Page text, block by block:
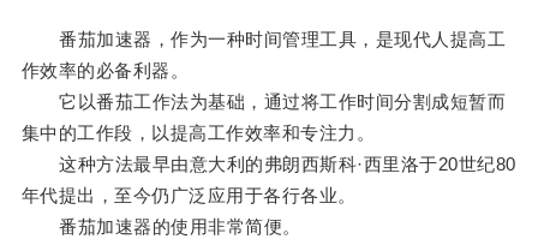
番茄加速器，作为一种时间管理工具，是现代人提高工
作效率的必备利器。
它以番茄工作法为基础，通过将工作时间分割成短暂而
集中的工作段，以提高工作效率和专注力。
这种方法最早由意大利的弗朗西斯科·西里洛于20世纪80
年代提出，至今仍广泛应用于各行各业。
番茄加速器的使用非常简便。